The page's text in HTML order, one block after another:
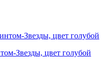
Звезды, цвет голубой